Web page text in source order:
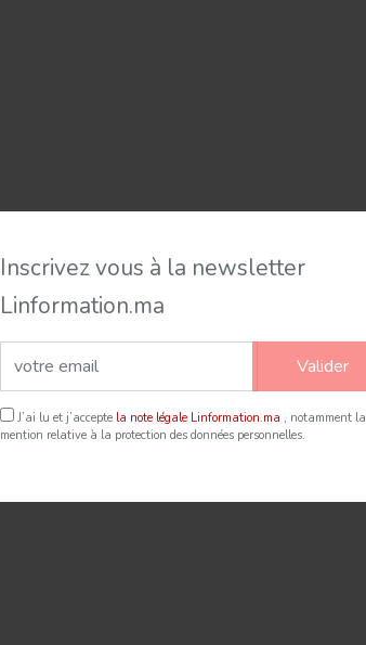
Inscrivez vous à la newsletter
Linformation.ma
Valider
J’ai lu et j’accepte la note légale Linformation.ma , notamment la
mention relative à la protection des données personnelles.